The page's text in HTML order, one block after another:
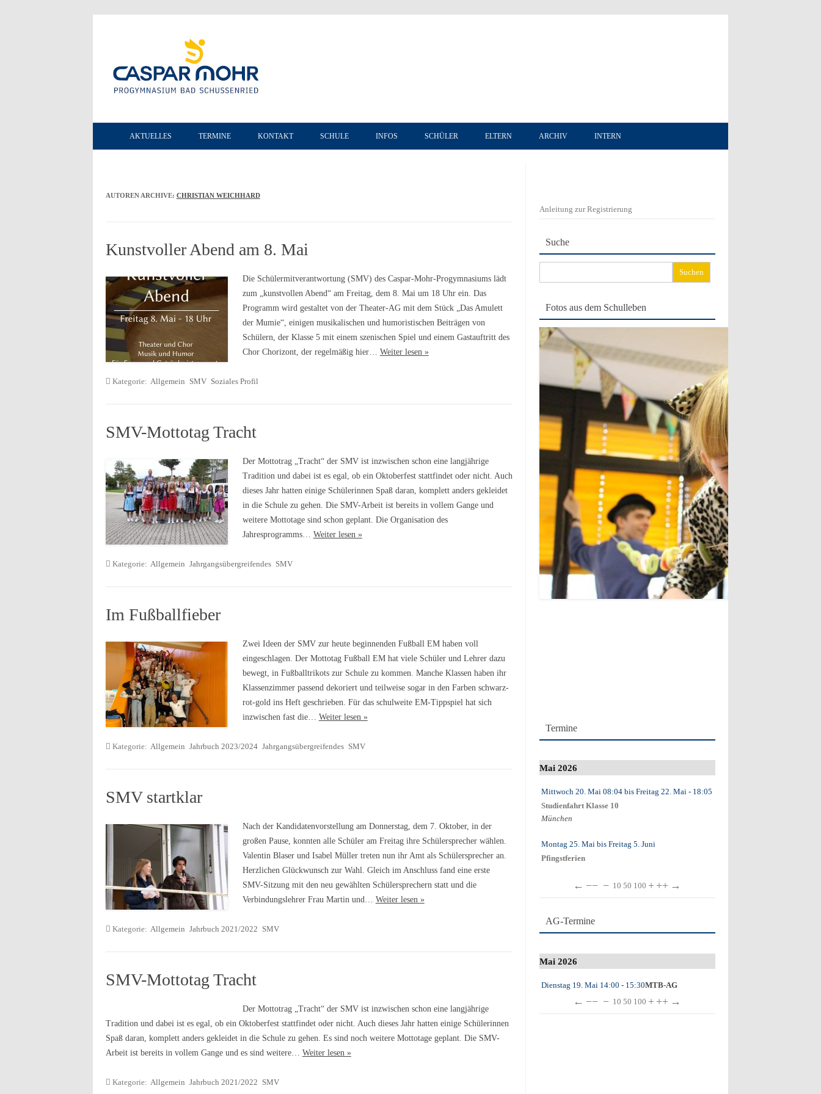
AKTUELLES TERMINE KONTAKT SCHULE INFOS SCHÜLER ELTERN ARCHIV INTERN
AUTOREN ARCHIVE: CHRISTIAN WEICHHARD
Kunstvoller Abend am 8. Mai
Die Schülermitverantwortung (SMV) des Caspar-Mohr-Progymnasiums lädt
zum „kunstvollen Abend“ am Freitag, dem 8. Mai um 18 Uhr ein. Das
Programm wird gestaltet von der Theater-AG mit dem Stück „Das Amulett
der Mumie“, einigen musikalischen und humoristischen Beiträgen von
Schülern, der Klasse 5 mit einem szenischen Spiel und einem Gastauftritt des
Chor Chorizont, der regelmäßig hier… Weiter lesen »
Kategorie: Allgemein SMV Soziales Profil
SMV-Mottotag Tracht
Der Mottotrag „Tracht“ der SMV ist inzwischen schon eine langjährige
Tradition und dabei ist es egal, ob ein Oktoberfest stattfindet oder nicht. Auch
dieses Jahr hatten einige Schülerinnen Spaß daran, komplett anders gekleidet
in die Schule zu gehen. Die SMV-Arbeit ist bereits in vollem Gange und
weitere Mottotage sind schon geplant. Die Organisation des
Jahresprogramms… Weiter lesen »
Kategorie: Allgemein Jahrgangsübergreifendes SMV
Im Fußballfieber
Zwei Ideen der SMV zur heute beginnenden Fußball EM haben voll
eingeschlagen. Der Mottotag Fußball EM hat viele Schüler und Lehrer dazu
bewegt, in Fußballtrikots zur Schule zu kommen. Manche Klassen haben ihr
Klassenzimmer passend dekoriert und teilweise sogar in den Farben schwarz-
rot-gold ins Heft geschrieben. Für das schulweite EM-Tippspiel hat sich
inzwischen fast die… Weiter lesen »
Kategorie: Allgemein Jahrbuch 2023/2024 Jahrgangsübergreifendes SMV
SMV startklar
Nach der Kandidatenvorstellung am Donnerstag, dem 7. Oktober, in der
großen Pause, konnten alle Schüler am Freitag ihre Schülersprecher wählen.
Valentin Blaser und Isabel Müller treten nun ihr Amt als Schülersprecher an.
Herzlichen Glückwunsch zur Wahl. Gleich im Anschluss fand eine erste
SMV-Sitzung mit den neu gewählten Schülersprechern statt und die
Verbindungslehrer Frau Martin und… Weiter lesen »
Kategorie: Allgemein Jahrbuch 2021/2022 SMV
SMV-Mottotag Tracht
Der Mottotrag „Tracht“ der SMV ist inzwischen schon eine langjährige
Tradition und dabei ist es egal, ob ein Oktoberfest stattfindet oder nicht. Auch dieses Jahr hatten einige Schülerinnen
Spaß daran, komplett anders gekleidet in die Schule zu gehen. Es sind noch weitere Mottotage geplant. Die SMV-
Arbeit ist bereits in vollem Gange und es sind weitere… Weiter lesen »
Kategorie: Allgemein Jahrbuch 2021/2022 SMV
Anleitung zur Registrierung
Suche
nach:
Fotos aus dem Schulleben
Termine
Mai 2026
Mittwoch 20. Mai08:04 bis Freitag 22. Mai- 18:05
Studienfahrt Klasse 10
München
Montag 25. Maibis Freitag 5. Juni
Pfingstferien
← −− − 10 50 100 + ++ →
AG-Termine
Mai 2026
Dienstag 19. Mai 14:00 - 15:30MTB-AG
← −− − 10 50 100 + ++ →